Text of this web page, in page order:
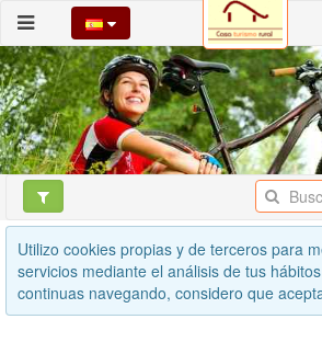
Utilizo cookies propias y de terceros para
servicios mediante el análisis de tus
continuas navegando, considero que